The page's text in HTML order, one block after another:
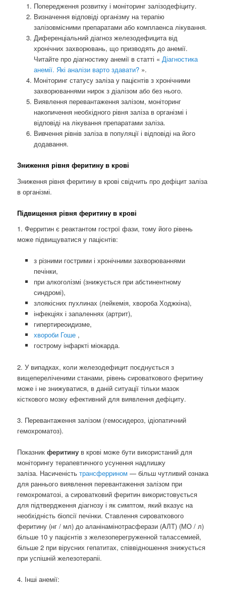
Попередження розвитку і моніторинг залізодефіциту.
Визначення відповіді організму на терапію
залізовмісними препаратами або комплаенса лікування.
Диференціальний діагноз железодефицита від
хронічних захворювань, що призводять до анемії.
Читайте про діагностику анемії в статті « Діагностика
анемії. Які аналізи варто здавати? ».
Моніторинг статусу заліза у пацієнтів з хронічними
захворюваннями нирок з діалізом або без нього.
Виявлення перевантаження залізом, моніторинг
накопичення необхідного рівня заліза в організмі і
відповіді на лікування препаратами заліза.
Вивчення рівнів заліза в популяції і відповіді на його
додавання.
Зниження рівня феритину в крові
Зниження рівня феритину в крові свідчить про дефіцит заліза
в організмі.
Підвищення рівня феритину в крові
1. Ферритин є реактантом гострої фази, тому його рівень
може підвищуватися у пацієнтів:
з різними гострими і хронічними захворюваннями
печінки,
при алкоголізмі (знижується при абстинентному
синдромі),
злоякісних пухлинах (лейкемія, хвороба Ходжкіна),
інфекціях і запаленнях (артрит),
гипертиреоидизме,
хвороби Гоше ,
гострому інфаркті міокарда.
2. У випадках, коли железодефицит поєднується з
вищепереліченими станами, рівень сироваткового феритину
може і не знижуватися, в даній ситуації тільки мазок
кісткового мозку ефективний для виявлення дефіциту.
3. Перевантаження залізом (гемосидероз, ідіопатичний
гемохроматоз).
Показникферитину в крові може бути використаний для
моніторингу терапевтичного усунення надлишку
заліза. Насиченістьтрансферрином— більш чутливий ознака
для раннього виявлення перевантаження залізом при
гемохроматозі, а сироватковий феритин використовується
для підтвердження діагнозу і як симптом, який вказує на
необхідність біопсії печінки. Ставлення сироваткового
феритину (нг / мл) до аланінамінотрасферази (AЛT) (МО / л)
більше 10 у пацієнтів з железоперегруженной талассемией,
більше 2 при вірусних гепатитах, співвідношення знижується
при успішній железотерапіі.
4. Інші анемії: